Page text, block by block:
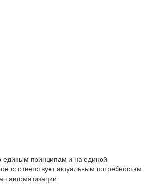
единым принципам и на единой
соответствует актуальным потребностям
автоматизации